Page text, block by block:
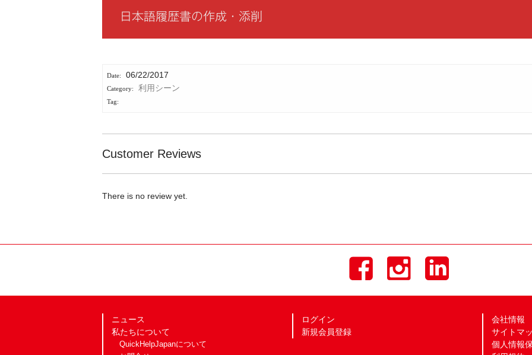
日本語履歴書の作成・添削
06/22/2017
利用シーン
Customer Reviews
There is no review yet.
ニュース
私たちについて
QuickHelpJapanについて
ログイン
新規会員登録
会社情報
サイトマ
個人情報